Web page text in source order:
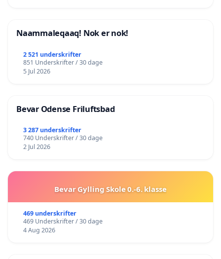
Naammaleqaaq! Nok er nok!
2 521 underskrifter
851 Underskrifter / 30 dage
5 Jul 2026
Bevar Odense Friluftsbad
3 287 underskrifter
740 Underskrifter / 30 dage
2 Jul 2026
Bevar Gylling Skole 0.-6. klasse
469 underskrifter
469 Underskrifter / 30 dage
4 Aug 2026